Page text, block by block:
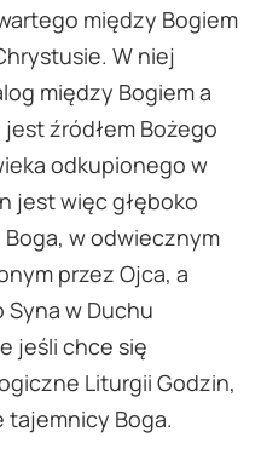
między Bogiem
W niej
między Bogiem a
źródłem Bożego
odkupionego w
jest więc głęboko
w odwiecznym
przez Ojca, a
Syna w Duchu
jeśli chce się
Liturgii Godzin,
tajemnicy Boga.